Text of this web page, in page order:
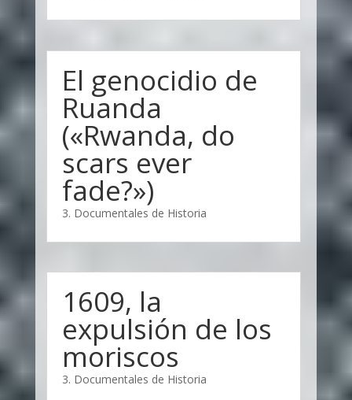
El genocidio de
Ruanda
(«Rwanda, do
scars ever
fade?»)
3. Documentales de Historia
1609, la
expulsión de los
moriscos
3. Documentales de Historia